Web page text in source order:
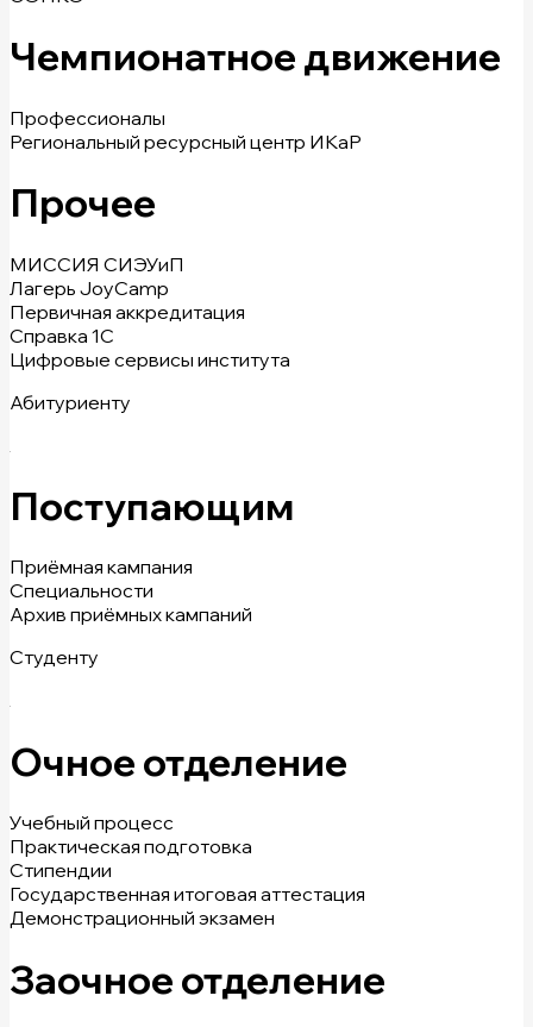
Чемпионатное движение
Профессионалы
Региональный ресурсный центр ИКаР
Прочее
МИССИЯ СИЭУиП
Лагерь JoyCamp
Первичная аккредитация
Справка 1С
Цифровые сервисы института
Абитуриенту
Поступающим
Приёмная кампания
Специальности
Архив приёмных кампаний
Студенту
Очное отделение
Учебный процесс
Практическая подготовка
Стипендии
Государственная итоговая аттестация
Демонстрационный экзамен
Заочное отделение